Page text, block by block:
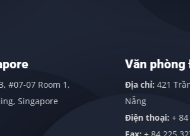
1,
Văn phòng Đà Nẵng
421 Trần Hưng Đạo,
+ 84 225 3273 868